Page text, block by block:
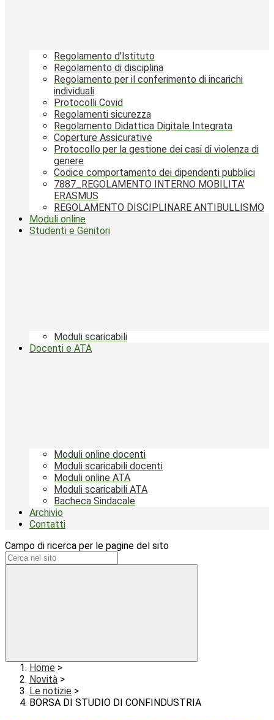
Regolamento d'Istituto
Regolamento di disciplina
Regolamento per il conferimento di incarichi
individuali
Protocolli Covid
Regolamenti sicurezza
Regolamento Didattica Digitale Integrata
Coperture Assicurative
Protocollo per la gestione dei casi di violenza di
genere
Codice comportamento dei dipendenti pubblici
7887_REGOLAMENTO INTERNO MOBILITA'
ERASMUS
REGOLAMENTO DISCIPLINARE ANTIBULLISMO
Moduli online
Studenti e Genitori
Moduli scaricabili
Docenti e ATA
Moduli online docenti
Moduli scaricabili docenti
Moduli online ATA
Moduli scaricabili ATA
Bacheca Sindacale
Archivio
Contatti
Campo di ricerca per le pagine del sito
Home >
Novità >
Le notizie >
BORSA DI STUDIO DI CONFINDUSTRIA